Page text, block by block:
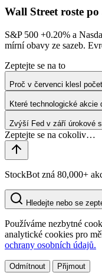
Wall Street roste
S&P 500 +0.20% a
mírní obavy ze sazeb.
Zeptejte se na to
Proč v červenci klesl
Které technologické akcie
Zvýší Fed v září úrokové
StockBot zná 80,000+
Hledejte nebo se
Používáme nezbytné
analytické cookies pro
ochrany osobních údajů.
Odmítnout Přijmout